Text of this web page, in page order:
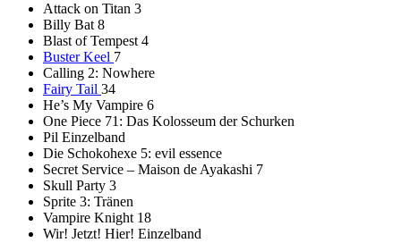
Attack on Titan 3
Billy Bat 8
Blast of Tempest 4
Buster Keel 7
Calling 2: Nowhere
Fairy Tail 34
He’s My Vampire 6
One Piece 71: Das Kolosseum der Schurken
Pil Einzelband
Die Schokohexe 5: evil essence
Secret Service – Maison de Ayakashi 7
Skull Party 3
Sprite 3: Tränen
Vampire Knight 18
Wir! Jetzt! Hier! Einzelband